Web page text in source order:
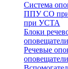
Система
ППУ СО
при УСТА
Блоки
Речевые